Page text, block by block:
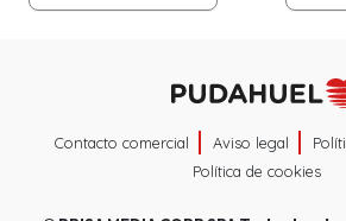
Contacto comercial Aviso legal
Política de cookies